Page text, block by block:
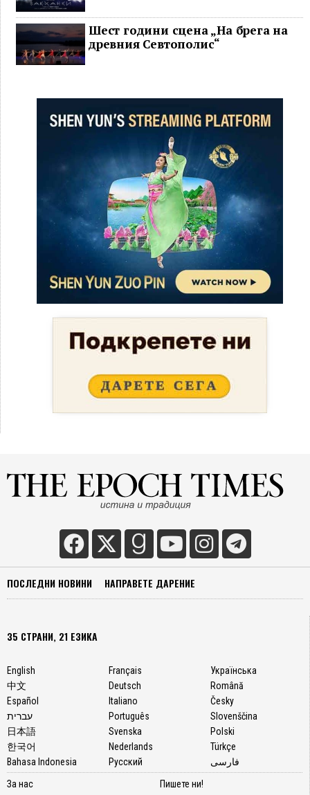
Шест години сцена „На брега на
древния Севтополис“
ПОСЛЕДНИ НОВИНИ НАПРАВЕТЕ ДАРЕНИЕ
35 СТРАНИ, 21 ЕЗИКА
English
中文
Español
עברית
日本語
한국어
Bahasa Indonesia
Français
Deutsch
Italiano
Português
Svenska
Nederlands
Русский
Українська
Română
Česky
Slovenščina
Polski
Türkçe
فارسی
За нас
Пишете ни!